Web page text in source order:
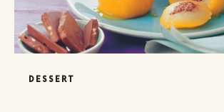
DESSERT